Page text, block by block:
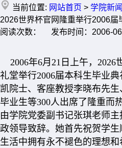
当前位置: 网站首页 > 学院新闻
2026世界杯官网隆重举行2006届
阅读次数： 发布时间：2006-
2006年6月21日上午，2026
礼堂举行2006届本科生毕业
凯院士、客座教授李晓布先
毕业生等300人出席了隆重而
由学院党委副书记张琪老师
政领导致辞。她首先祝贺学
生活中拥有永不褪色的理想